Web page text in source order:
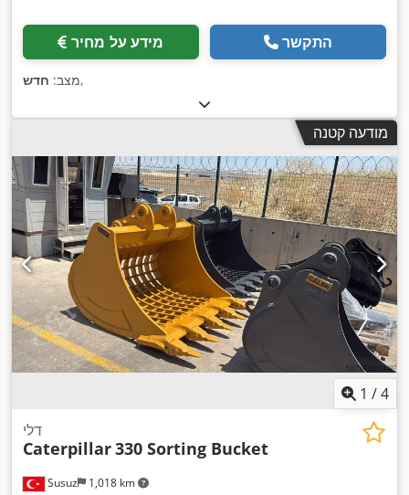
מידע על מחיר התקשר
מצב: חדש ,
מודעה קטנה
1 /4
Susuz 1,018 km
דלי
Caterpillar330 Sorting Bucket